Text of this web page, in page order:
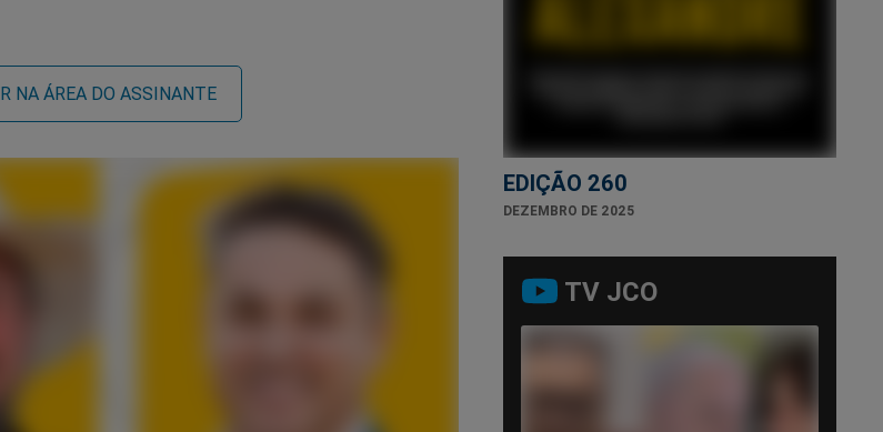
NA ÁREA DO ASSINANTE
EDIÇÃO 260
DEZEMBRO DE 2025
TV JCO